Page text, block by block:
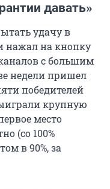
давать»
удачу в
нажал на кнопку
с большим
недели пришел
победителей
крупную
место
(со 100%
в 90%, за